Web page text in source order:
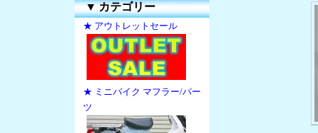
▼カテゴリー
★ アウトレットセール
★ ミニバイク マフラー/パー
ツ